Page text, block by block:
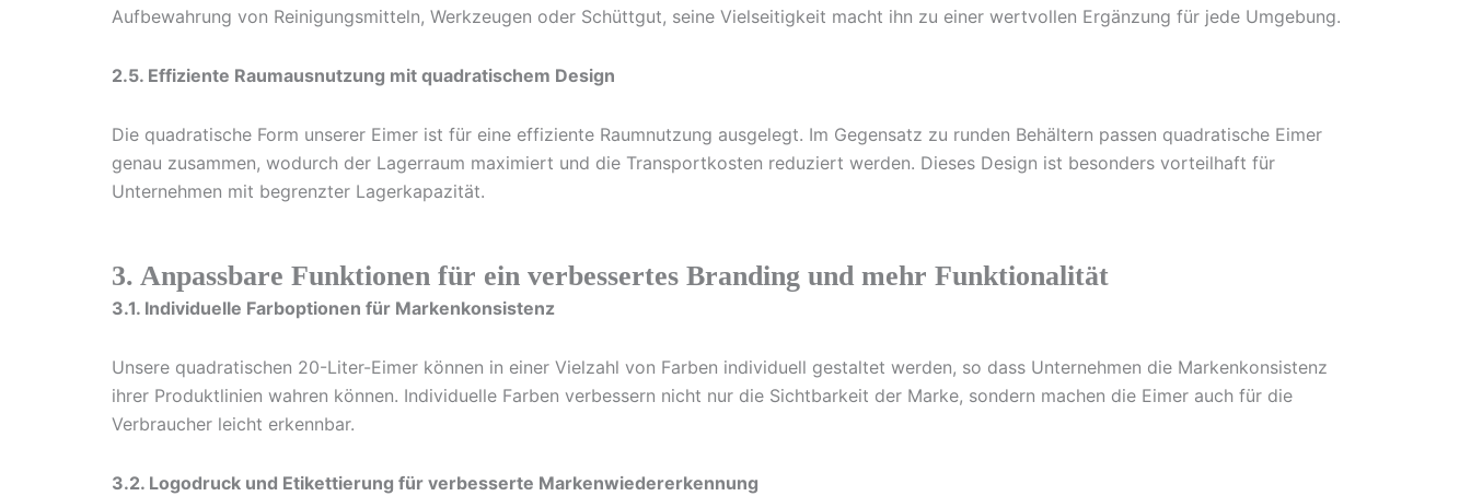
Aufbewahrung von Reinigungsmitteln, Werkzeugen oder Schüttgut, seine Vielseitigkeit macht ihn zu einer wertvollen Ergänzung für jede Umgebung.
2.5. Effiziente Raumausnutzung mit quadratischem Design
Die quadratische Form unserer Eimer ist für eine effiziente Raumnutzung ausgelegt. Im Gegensatz zu runden Behältern passen quadratische Eimer
genau zusammen, wodurch der Lagerraum maximiert und die Transportkosten reduziert werden. Dieses Design ist besonders vorteilhaft für
Unternehmen mit begrenzter Lagerkapazität.
3. Anpassbare Funktionen für ein verbessertes Branding und mehr Funktionalität
3.1. Individuelle Farboptionen für Markenkonsistenz
Unsere quadratischen 20-Liter-Eimer können in einer Vielzahl von Farben individuell gestaltet werden, so dass Unternehmen die Markenkonsistenz
ihrer Produktlinien wahren können. Individuelle Farben verbessern nicht nur die Sichtbarkeit der Marke, sondern machen die Eimer auch für die
Verbraucher leicht erkennbar.
3.2. Logodruck und Etikettierung für verbesserte Markenwiedererkennung